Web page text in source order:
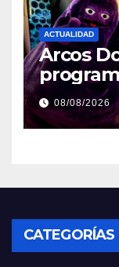
ACTUALIDAD
Arcos
tres de
leales
08/08/2026
CATEGORÍAS